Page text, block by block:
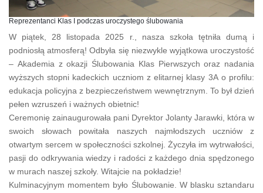
Reprezentanci Klas I podczas uroczystego ślubowania
W piątek, 28 listopada 2025 r., nasza szkoła tętniła dumą i
podniosłą atmosferą! Odbyła się niezwykle wyjątkowa uroczystość
– Akademia z okazji Ślubowania Klas Pierwszych oraz nadania
wyższych stopni kadeckich uczniom z elitarnej klasy 3A o profilu:
edukacja policyjna z bezpieczeństwem wewnętrznym. To był dzień
pełen wzruszeń i ważnych obietnic!
​Ceremonię zainaugurowała pani Dyrektor Jolanty Jarawki, która w
swoich słowach powitała naszych najmłodszych uczniów z
otwartym sercem w społeczności szkolnej. Życzyła im wytrwałości,
pasji do odkrywania wiedzy i radości z każdego dnia spędzonego
w murach naszej szkoły. Witajcie na pokładzie!
​Kulminacyjnym momentem było Ślubowanie. W blasku sztandaru